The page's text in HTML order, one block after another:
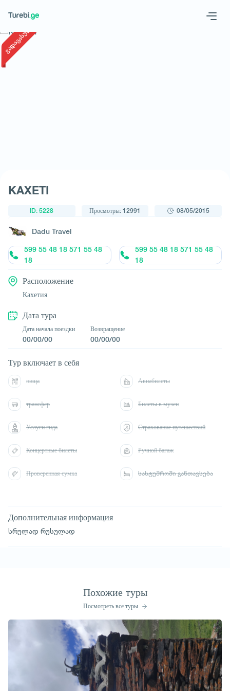
ვადაგასული
KAXETI
ID: 5228 Просмотры: 12991 08/05/2015
Dadu Travel
599 55 48 18 571 55 48
18
599 55 48 18 571 55 48
18
Расположение
Кахетия
Дата тура
Дата начала поездки
00/00/00
Возвращение
00/00/00
Дополнительная информация
სრულად რუსულად
Тур включает в себя
пища Авиабилеты
трансфер Билеты в музеи
Услуги гида Страхование путешествий
Концертные билеты Ручной багаж
Проверенная сумка სასტუმროში განთავსება
Похожие туры
Посмотреть все туры